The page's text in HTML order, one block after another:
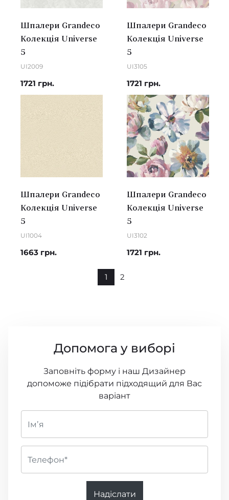
Шпалери Grandeco
Колекція Universe
5
UI2009
1721 грн.
Шпалери Grandeco
Колекція Universe
5
UI3105
1721 грн.
Шпалери Grandeco
Колекція Universe
5
UI1004
1663 грн.
Шпалери Grandeco
Колекція Universe
5
UI3102
1721 грн.
1 2
Допомога у виборі
Заповніть форму і наш Дизайнер
допоможе підібрати підходящий для Вас
варіант
Надіслати